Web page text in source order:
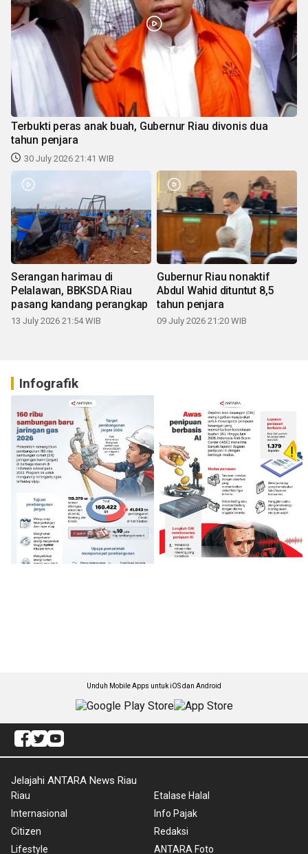
Terbukti peras anak buah, Gubernur Riau divonis dua
tahun penjara
30 July 2026 21:41 WIB
Serangan harimau di
Pelalawan, BBKSDA Riau
pasang kandang perangkap
13 July 2026 21:54 WIB
Gubernur Riau nonaktif
Abdul Wahid dituntut 8,5
tahun penjara
09 July 2026 21:20 WIB
Infografik
Unduh Mobile Apps untuk iOS dan Android
Jelajahi ANTARA News Riau
Riau
Internasional
Citizen
Lifestyle
Etalase Halal
Info Pajak
Redaksi
ANTARA Foto